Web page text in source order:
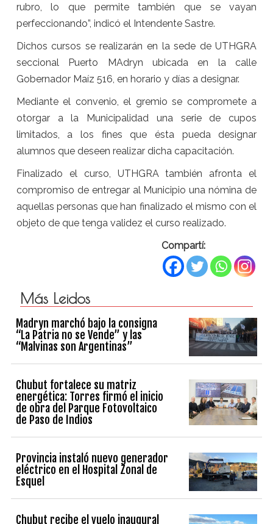
rubro, lo que permite también que se vayan
perfeccionando”, indicó el Intendente Sastre.
Dichos cursos se realizarán en la sede de UTHGRA
seccional Puerto MAdryn ubicada en la calle
Gobernador Maíz 516, en horario y días a designar.
Mediante el convenio, el gremio se compromete a
otorgar a la Municipalidad una serie de cupos
limitados, a los fines que ésta pueda designar
alumnos que deseen realizar dicha capacitación.
Finalizado el curso, UTHGRA también afronta el
compromiso de entregar al Municipio una nómina de
aquellas personas que han finalizado el mismo con el
objeto de que tenga validez el curso realizado.
Compartí:
Más Leidos
Madryn marchó bajo la consigna
“La Patria no se Vende” y las
“Malvinas son Argentinas”
Chubut fortalece su matriz
energética: Torres firmó el inicio
de obra del Parque Fotovoltaico
de Paso de Indios
Provincia instaló nuevo generador
eléctrico en el Hospital Zonal de
Esquel
Chubut recibe el vuelo inaugural